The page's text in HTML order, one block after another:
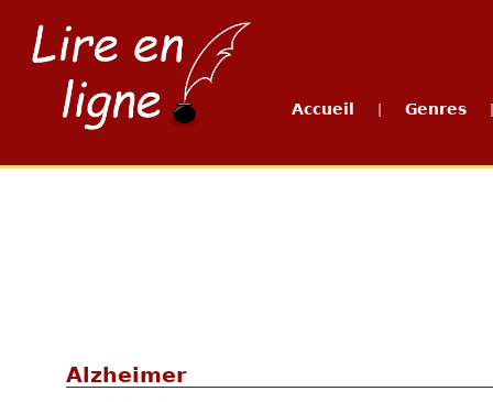
Accueil Genres
Alzheimer